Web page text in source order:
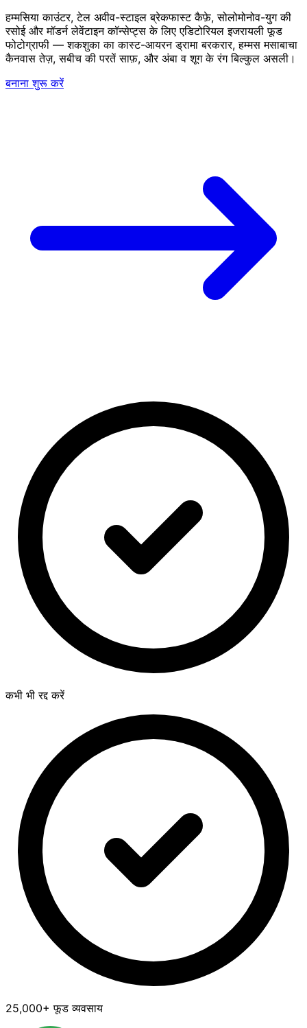
हम्मसिया काउंटर, टेल अवीव-स्टाइल ब्रेकफास्ट कैफ़े, सोलोमोनोव-युग की
रसोई और मॉडर्न लेवेंटाइन कॉन्सेप्ट्स के लिए एडिटोरियल इजरायली फूड
फोटोग्राफी — शकशुका का कास्ट-आयरन ड्रामा बरकरार, हम्मस मसाबाचा
कैनवास तेज़, सबीच की परतें साफ़, और अंबा व शूग के रंग बिल्कुल असली।
बनाना शुरू करें
कभी भी रद्द करें
25,000+ फूड व्यवसाय